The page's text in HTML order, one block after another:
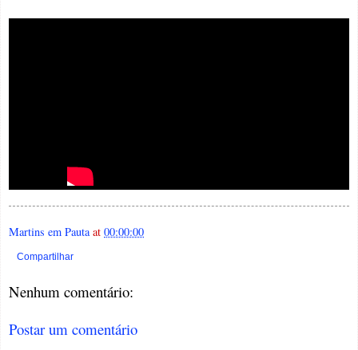
Martins em Pauta at 00:00:00
Compartilhar
Nenhum comentário:
Postar um comentário